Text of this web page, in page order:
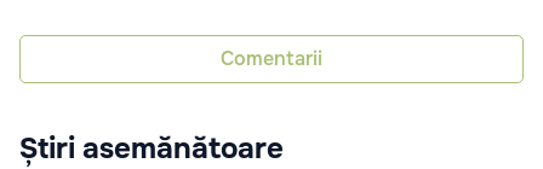
Comentarii
Știri asemănătoare